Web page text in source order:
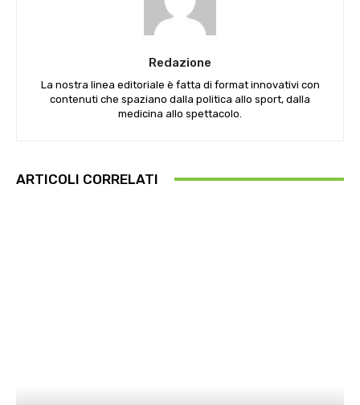
Redazione
La nostra linea editoriale è fatta di format innovativi con
contenuti che spaziano dalla politica allo sport, dalla
medicina allo spettacolo.
ARTICOLI CORRELATI